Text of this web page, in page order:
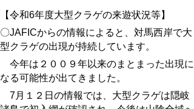
【令和6年度大型クラゲの来遊状況等】
〇JAFICからの情報によると、対馬西岸で大
型クラゲの出現が持続しています。
今年は２００９年以来のまとまった出現に
なる可能性が出てきました。
7月１２日の情報では、大型クラゲは隠岐